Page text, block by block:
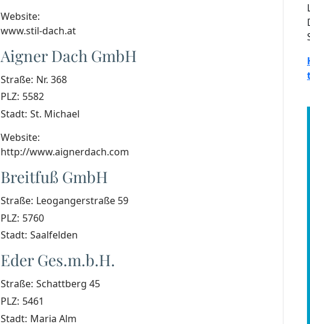
Website:
www.stil-dach.at
Aigner Dach GmbH
Straße: Nr. 368
PLZ: 5582
Stadt: St. Michael
Website:
http://www.aignerdach.com
Breitfuß GmbH
Straße: Leogangerstraße 59
PLZ: 5760
Stadt: Saalfelden
Eder Ges.m.b.H.
Straße: Schattberg 45
PLZ: 5461
Stadt: Maria Alm